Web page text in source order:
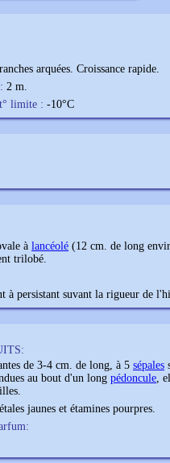
arquées. Croissance rapide.
2 m.
t° limite : -10°C
à lancéolé (12 cm. de long
trilobé.
à persistant suvant la rigueur de
de 3-4 cm. de long, à 5 sépales
au bout d'un long pédoncule,
jaunes et étamines pourpres.